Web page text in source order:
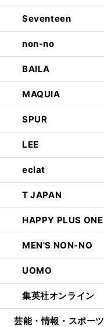
Seventeen
non-no
BAILA
MAQUIA
SPUR
LEE
eclat
T JAPAN
HAPPY PLUS ONE
MEN'S NON-NO
UOMO
集英社オンライン
芸能・情報・スポーツ